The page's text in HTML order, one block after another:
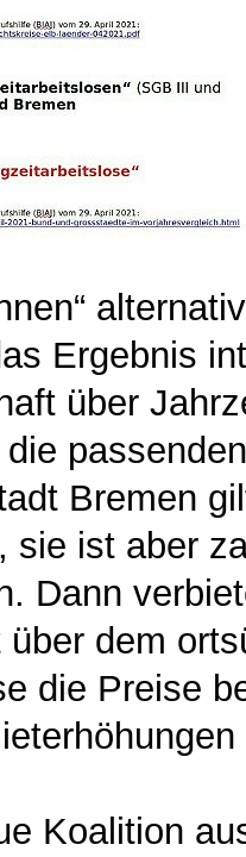
Ergebnis
über
Bremen
sie ist aber
Dann
dem
die Preise
Koalition